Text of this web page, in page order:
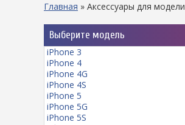
Главная » Аксессуары для модели
Выберите модель
iPhone 3
iPhone 4
iPhone 4G
iPhone 4S
iPhone 5
iPhone 5G
iPhone 5S